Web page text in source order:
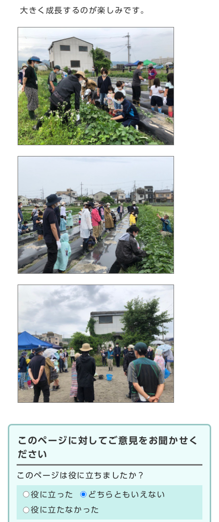
大きく成長するのが楽しみです。
このページに対してご意見をお聞かせく
ださい
このページは役に立ちましたか？
役に立った
どちらともいえない
役に立たなかった